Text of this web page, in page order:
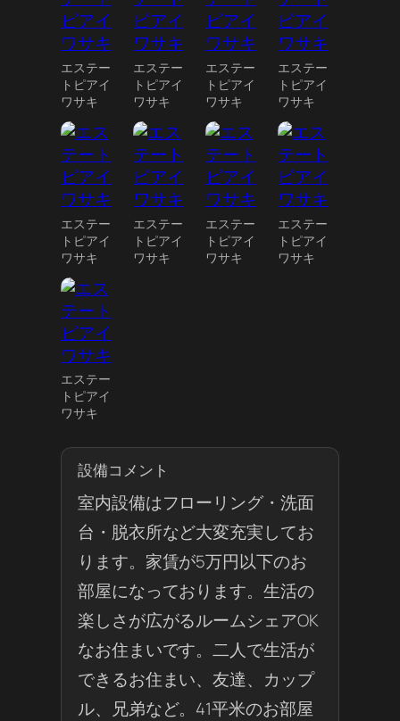
エステー
トピアイ
ワサキ
エステー
トピアイ
ワサキ
エステー
トピアイ
ワサキ
エステー
トピアイ
ワサキ
エステー
トピアイ
ワサキ
エステー
トピアイ
ワサキ
エステー
トピアイ
ワサキ
エステー
トピアイ
ワサキ
エステー
トピアイ
ワサキ
設備コメント
室内設備はフローリング・洗面
台・脱衣所など大変充実してお
ります。家賃が5万円以下のお
部屋になっております。生活の
楽しさが広がるルームシェアOK
なお住まいです。二人で生活が
できるお住まい、友達、カップ
ル、兄弟など。41平米のお部屋